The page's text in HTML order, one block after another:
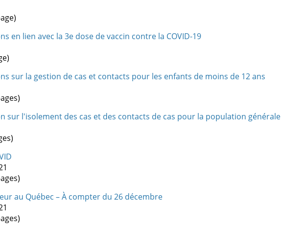
en lien avec la 3e dose de vaccin contre la COVID-19
sur la gestion de cas et contacts pour les enfants de moins de 12 ans
sur l'isolement des cas et des contacts de cas pour la population générale
au Québec – À compter du 26 décembre